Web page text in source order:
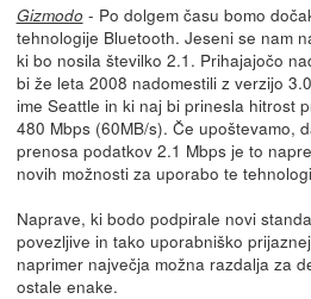
Gizmodo - Po dolgem času bomo
tehnologije Bluetooth. Jeseni se nam
ki bo nosila številko 2.1. Prihajajočo
bi že leta 2008 nadomestili z verzijo
ime Seattle in ki naj bi prinesla hitrost
480 Mbps (60MB/s). Če upoštevamo,
prenosa podatkov 2.1 Mbps je to
novih možnosti za uporabo te
Naprave, ki bodo podpirale novi
povezljive in tako uporabniško
naprimer največja možna razdalja za
ostale enake.